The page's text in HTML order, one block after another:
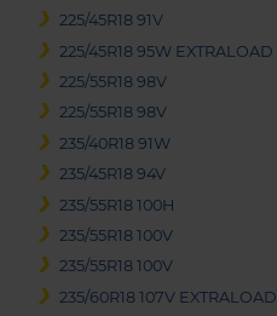
225/45R18 91V
225/45R18 95W EXTRALOAD
225/55R18 98V
225/55R18 98V
235/40R18 91W
235/45R18 94V
235/55R18 100H
235/55R18 100V
235/55R18 100V
235/60R18 107V EXTRALOAD